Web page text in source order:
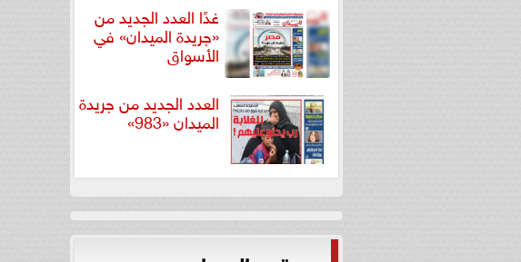
غدًا العدد الجديد من
«جريدة الميدان» في
الأسواق
العدد الجديد من جريدة
الميدان «983»